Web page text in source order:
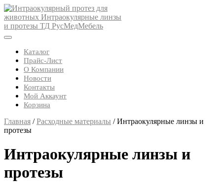
Skip
to
content
Open
ButtonКаталог
Прайс-Лист
О Компании
Новости
Контакты
Мой Аккаунт
Корзина
Close
Button
Главная /Расходные материалы / Интраокулярные линзы и
протезы
Интраокулярные линзы и
протезы